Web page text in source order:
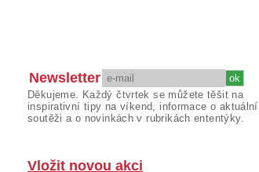
Newsletter
Děkujeme. Každý čtvrtek se můžete těšit na
inspirativní tipy na víkend, informace o aktuální
soutěži a o novinkách v rubrikách ententýky.
Vložit novou akci